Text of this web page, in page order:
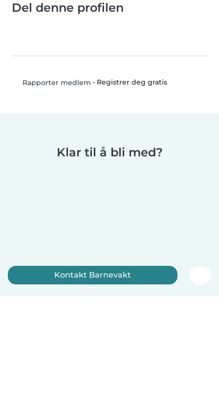
Del denne profilen
Rapporter medlem • Registrer deg gratis
Klar til å bli med?
Kontakt Barnevakt